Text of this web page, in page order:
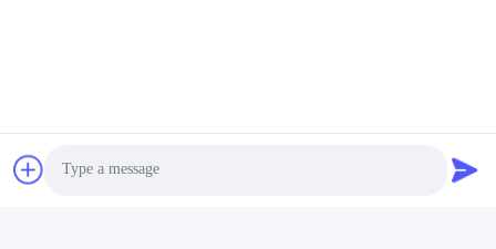
Cina Kualitas Baik Mesin penggiling lada plastik Pemasok. Hak
cipta © 2024-2026 KAIRUN CO.,LIMITED Semua hak dilindungi.